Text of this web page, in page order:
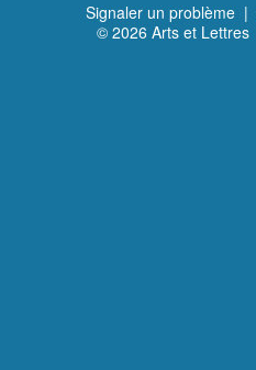
Signaler un problème |
© 2026 Arts et Lettres